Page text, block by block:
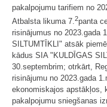
pakalpojumu tarifiem no
Atbalsta likuma 7.2panta
risinājumus no 2023.gada
SILTUMTĪKLI" atsāk
kādus SIA "KULDĪGAS
30.septembrim; otrkārt,
risinājumu no 2023.gada
ekonomiskajos apstākļos,
pakalpojumu sniegšanas